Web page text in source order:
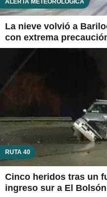
ALERTA METEOROLÓGICA
La nieve volvió a
con extrema
RUTA 40
Cinco heridos tras un
ingreso sur a El Bolsón